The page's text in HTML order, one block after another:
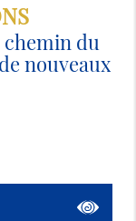
chemin du
nouveaux